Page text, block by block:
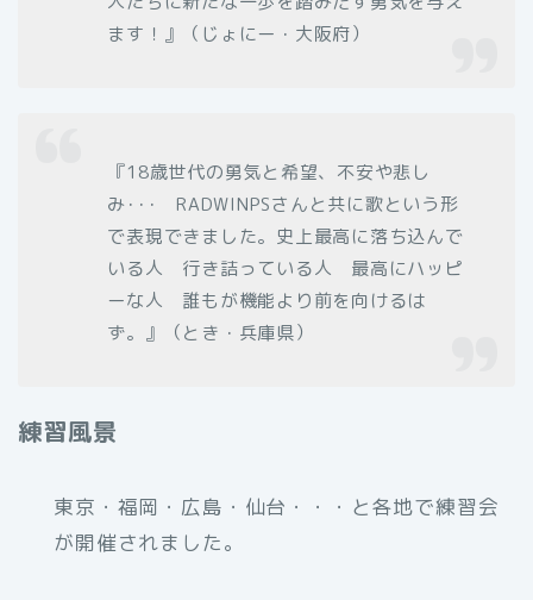
ます！』（じょにー・大阪府）
『18歳世代の勇気と希望、不安や悲し
み･･･ RADWINPSさんと共に歌という形
で表現できました。史上最高に落ち込んで
いる人 行き詰っている人 最高にハッピ
ーな人 誰もが機能より前を向けるは
ず。』（とき・兵庫県）
練習風景
東京・福岡・広島・仙台・・・と各地で練習会
が開催されました。